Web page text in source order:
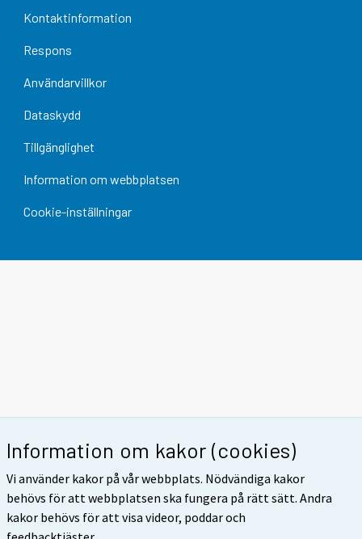
Information om kakor (cookies)
Vi använder kakor på vår webbplats. Nödvändiga kakor
behövs för att webbplatsen ska fungera på rätt sätt. Andra
kakor behövs för att visa videor, poddar och
Kontaktinformation
Respons
Användarvillkor
Dataskydd
Tillgänglighet
Information om webbplatsen
Cookie-inställningar